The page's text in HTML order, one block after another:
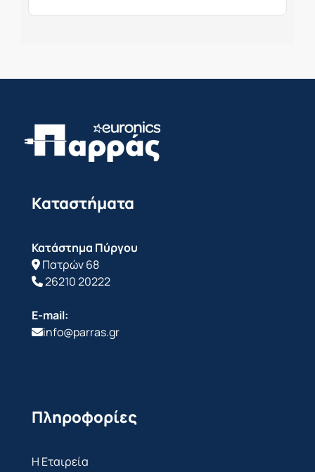
Καταστήματα
Κατάστημα Πύργου
Πατρών 68
26210 20222
E-mail:
info@parras.gr
Πληροφορίες
Η Εταιρεία